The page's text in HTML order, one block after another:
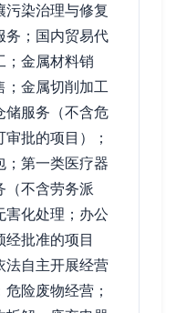
污染治理与修复
务；国内贸易代
；金属材料销
；金属切削加工
储服务（不含危
批的项目）；
；第一类医疗器
（不含劳务派
害化处理；办公
经批准的项目
法自主开展经营
险废物经营；